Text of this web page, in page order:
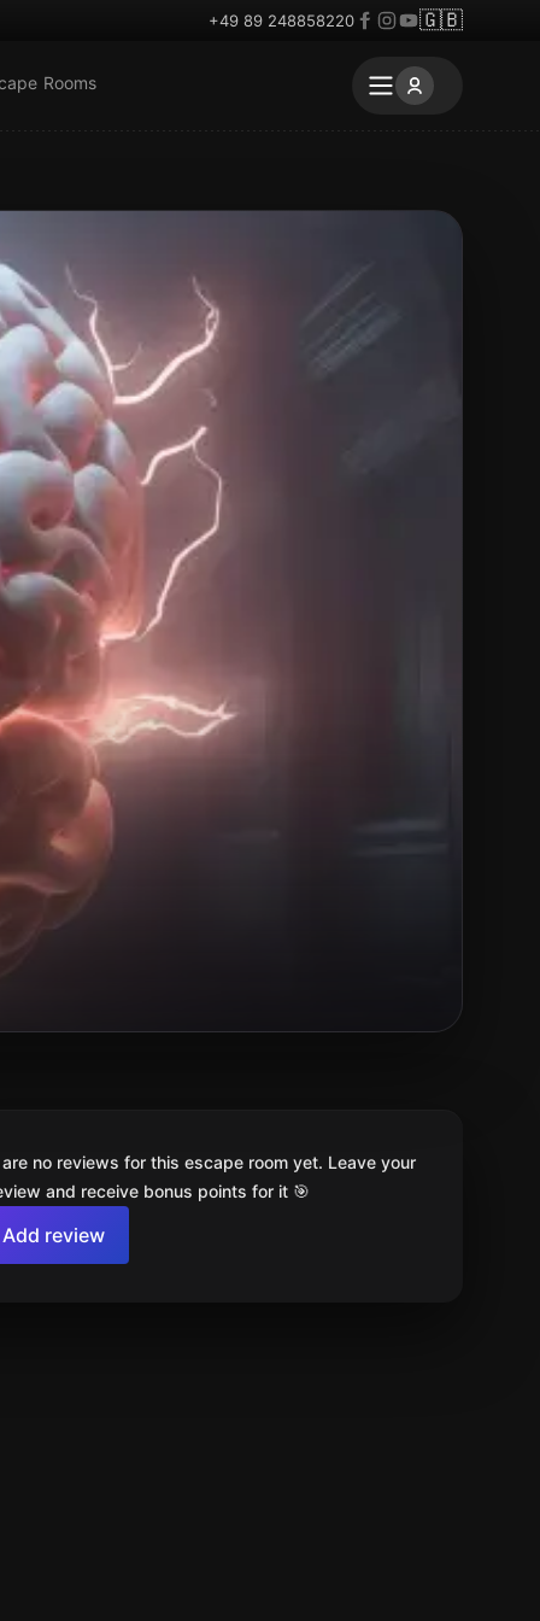
+49 89 248858220 🇬🇧
Rooms
no reviews for this escape room yet. Leave your
and receive bonus points for it 🎯
Add review